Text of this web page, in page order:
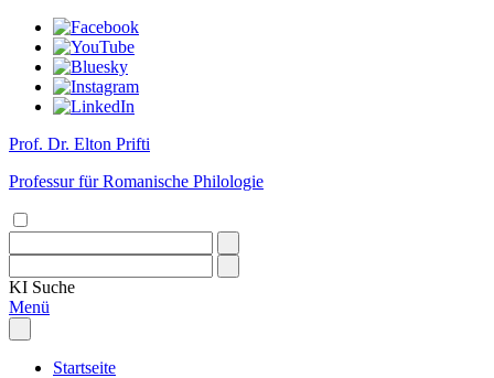
Prof. Dr. Elton Prifti
Professur für Romanische Philologie
KI Suche
Menü
Startseite